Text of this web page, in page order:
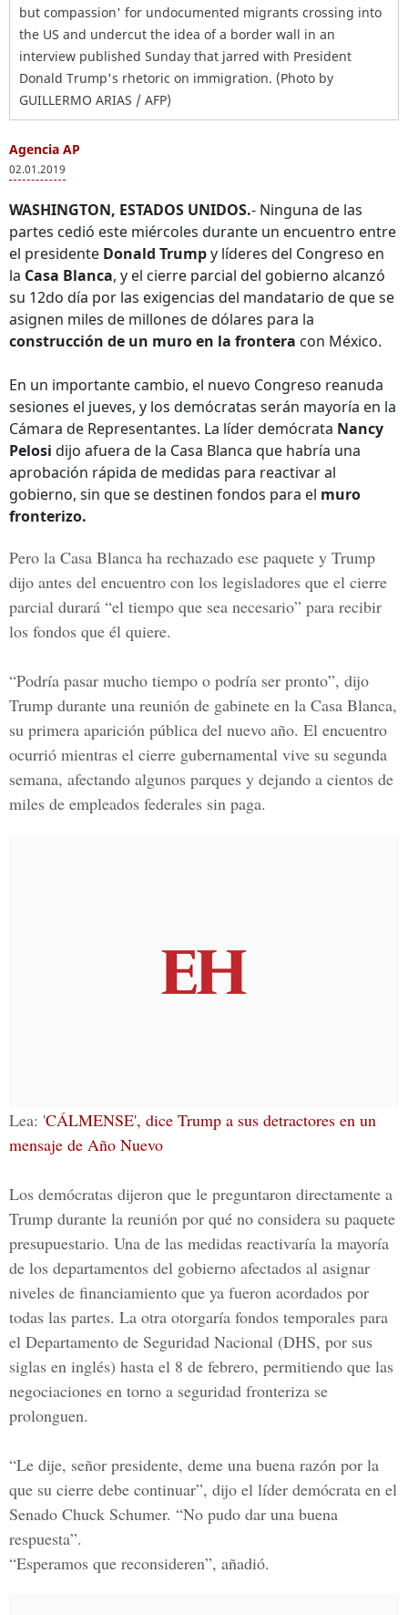
but compassion' for undocumented migrants crossing into
the US and undercut the idea of a border wall in an
interview published Sunday that jarred with President
Donald Trump's rhetoric on immigration. (Photo by
GUILLERMO ARIAS / AFP)
Agencia AP
02.01.2019
WASHINGTON, ESTADOS UNIDOS.- Ninguna de las
partes cedió este miércoles durante un encuentro entre
el presidente Donald Trumpy líderes del Congreso en
la Casa Blanca, y el cierre parcial del gobierno alcanzó
su 12do día por las exigencias del mandatario de que se
asignen miles de millones de dólares para la
construcción de un muro en la frontera con México.
En un importante cambio, el nuevo Congreso reanuda
sesiones el jueves, y los demócratas serán mayoría en la
Cámara de Representantes. La líder demócrata Nancy
Pelosi dijo afuera de la Casa Blanca que habría una
aprobación rápida de medidas para reactivar al
gobierno, sin que se destinen fondos para el muro
fronterizo.
Pero la Casa Blanca ha rechazado ese paquete y Trump
dijo antes del encuentro con los legisladores que el cierre
parcial durará “el tiempo que sea necesario” para recibir
los fondos que él quiere.
“Podría pasar mucho tiempo o podría ser pronto”, dijo
Trump durante una reunión de gabinete en la Casa Blanca,
su primera aparición pública del nuevo año. El encuentro
ocurrió mientras el cierre gubernamental vive su segunda
semana, afectando algunos parques y dejando a cientos de
miles de empleados federales sin paga.
Lea: 'CÁLMENSE', dice Trump a sus detractores en un
mensaje de Año Nuevo
Los demócratas dijeron que le preguntaron directamente a
Trump durante la reunión por qué no considera su paquete
presupuestario. Una de las medidas reactivaría la mayoría
de los departamentos del gobierno afectados al asignar
niveles de financiamiento que ya fueron acordados por
todas las partes. La otra otorgaría fondos temporales para
el Departamento de Seguridad Nacional (DHS, por sus
siglas en inglés) hasta el 8 de febrero, permitiendo que las
negociaciones en torno a seguridad fronteriza se
prolonguen.
“Le dije, señor presidente, deme una buena razón por la
que su cierre debe continuar”, dijo el líder demócrata en el
Senado Chuck Schumer. “No pudo dar una buena
respuesta”.
“Esperamos que reconsideren”, añadió.